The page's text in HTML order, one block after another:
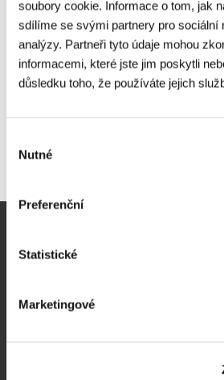
soubory cookie. Informace o tom, jak
sdílíme se svými partnery pro sociální
analýzy. Partneři tyto údaje mohou
informacemi, které jste jim poskytli
důsledku toho, že používáte jejich
souhlasu
Nutné
Preferenční
Statistické
Marketingové